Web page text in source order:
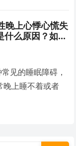
晚上心悸心慌失
么原因？如何
见的睡眠障碍，
晚上睡不着或者